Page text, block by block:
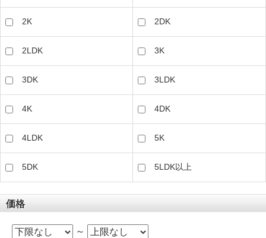
2K 2DK
2LDK 3K
3DK 3LDK
4K 4DK
4LDK 5K
5DK 5LDK以上
価格
～